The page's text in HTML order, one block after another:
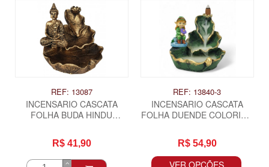
REF: 13087
INCENSARIO CASCATA
FOLHA BUDA HINDU
R$ 41,90
REF: 13840-3
INCENSARIO CASCATA
FOLHA DUENDE COLORIDO
R$ 54,90
VER OPÇÕES